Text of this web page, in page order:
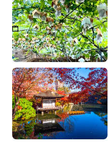
2026年8月1日（土）〜10月
上旬ごろ※ブドウが無くな
り次第終了
名勝 西之丸庭園（紅葉渓
庭園）